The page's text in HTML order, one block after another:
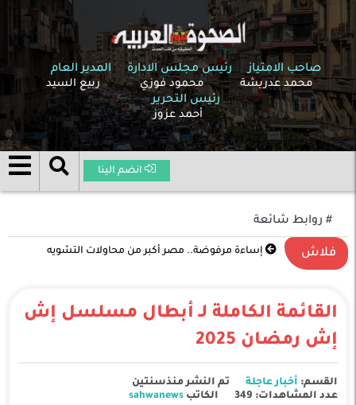
صاحب الامتياز
محمد عدريشة
رئيس مجلس الادارة
محمود فوزي
المدير العام
ربيع السيد
رئيس التحرير
أحمد عزوز
انضم الينا
# روابط شائعة
فلاش
تصعيد غير مسبوق في الشرق الأوسط .. الحرب بين
القائمة الكاملة لـ أبطال مسلسل إش
إش رمضان 2025
القسم: أخبار عاجلة
تم النشر منذسنتين
عدد المشاهدات: 349
الكاتب sahwanews